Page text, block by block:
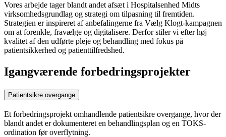
Vores arbejde tager blandt andet afsæt i Hospitalsenhed Midts
virksomhedsgrundlag og strategi om tilpasning til fremtiden.
Strategien er inspireret af anbefalingerne fra Vælg Klogt-kampagnen
om at forenkle, fravælge og digitalisere. Derfor stiler vi efter høj
kvalitet af den udførte pleje og behandling med fokus på
patientsikkerhed og patienttilfredshed.
Igangværende forbedringsprojekter
Patientsikre overgange
Et forbedringsprojekt omhandlende patientsikre overgange, hvor der
blandt andet er dokumenteret en behandlingsplan og en TOKS-
ordination før overflytning.